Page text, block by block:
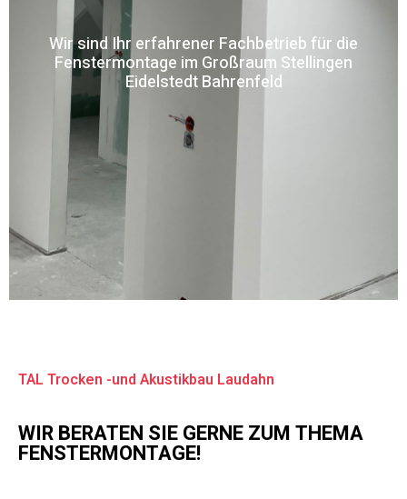
Wir sind Ihr erfahrener Fachbetrieb für die
Fenstermontage im Großraum Stellingen
Eidelstedt Bahrenfeld
TAL Trocken -und Akustikbau Laudahn
WIR BERATEN SIE GERNE ZUM THEMA
FENSTERMONTAGE!